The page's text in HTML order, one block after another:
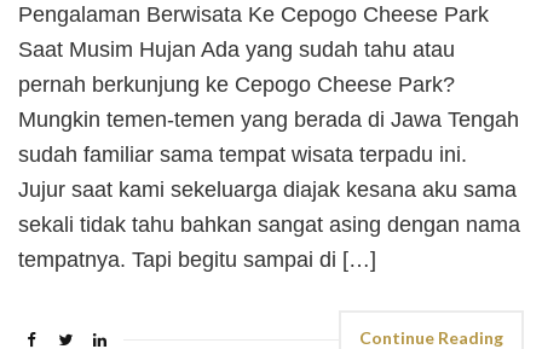
Pengalaman Berwisata Ke Cepogo Cheese Park
Saat Musim Hujan Ada yang sudah tahu atau
pernah berkunjung ke Cepogo Cheese Park?
Mungkin temen-temen yang berada di Jawa Tengah
sudah familiar sama tempat wisata terpadu ini.
Jujur saat kami sekeluarga diajak kesana aku sama
sekali tidak tahu bahkan sangat asing dengan nama
tempatnya. Tapi begitu sampai di […]
Continue Reading